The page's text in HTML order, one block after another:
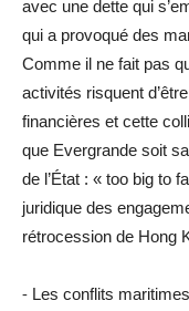
avec une dette qui
qui a provoqué des
Comme il ne fait pas
activités risquent
financières et cette
que Evergrande soit
de l’État : « too big to
juridique des
rétrocession de Hong
⁃ Les conflits